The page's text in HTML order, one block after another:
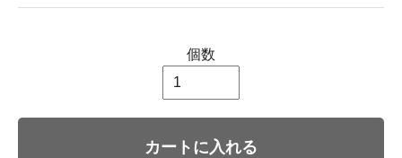
個数
カートに入れる